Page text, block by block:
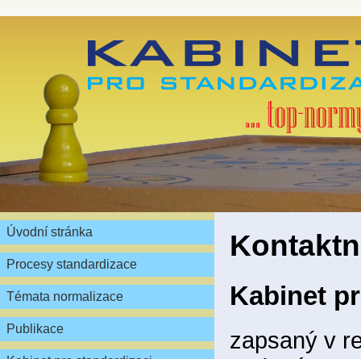
Úvodní stránka
Procesy standardizace
Témata normalizace
Publikace
Kabinet
zapsaný v